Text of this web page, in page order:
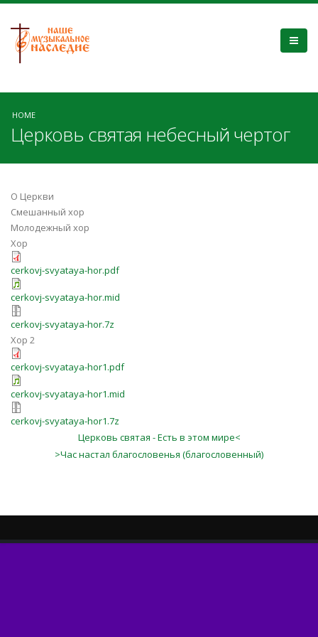
HOME
Церковь святая небесный чертог
О Церкви
Смешанный хор
Молодежный хор
Хор
cerkovj-svyataya-hor.pdf
cerkovj-svyataya-hor.mid
cerkovj-svyataya-hor.7z
Хор 2
cerkovj-svyataya-hor1.pdf
cerkovj-svyataya-hor1.mid
cerkovj-svyataya-hor1.7z
Церковь святая - Есть в этом мире<
>Час настал благословенья (благословенный)